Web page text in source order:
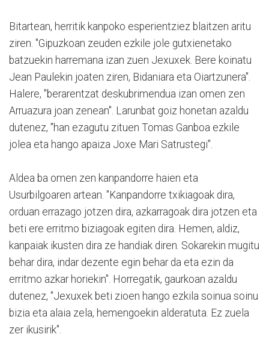
Bitartean, herritik kanpoko esperientziez blaitzen aritu
ziren. "Gipuzkoan zeuden ezkile jole gutxienetako
batzuekin harremana izan zuen Jexuxek. Bere koinatu
Jean Paulekin joaten ziren, Bidaniara eta Oiartzunera".
Halere, "berarentzat deskubrimendua izan omen zen
Arruazura joan zenean". Larunbat goiz honetan azaldu
dutenez, "han ezagutu zituen Tomas Ganboa ezkile
jolea eta hango apaiza Joxe Mari Satrustegi".
Aldea ba omen zen kanpandorre haien eta
Usurbilgoaren artean. "Kanpandorre txikiagoak dira,
orduan errazago jotzen dira, azkarragoak dira jotzen eta
beti ere erritmo biziagoak egiten dira. Hemen, aldiz,
kanpaiak ikusten dira ze handiak diren. Sokarekin mugitu
behar dira, indar dezente egin behar da eta ezin da
erritmo azkar horiekin". Horregatik, gaurkoan azaldu
dutenez, "Jexuxek beti zioen hango ezkila soinua soinu
bizia eta alaia zela, hemengoekin alderatuta. Ez zuela
zer ikusirik".